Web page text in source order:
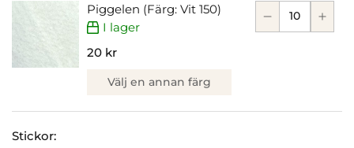
Piggelen (Färg: Vit 150)
I lager
20 kr
Välj en annan färg
Stickor: